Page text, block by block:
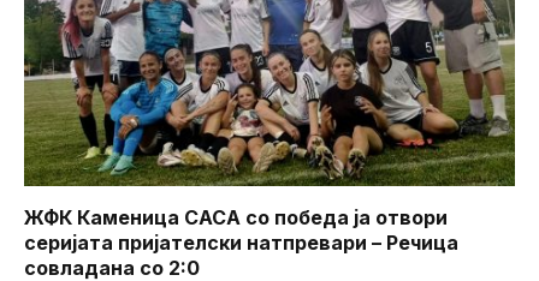
ЖФК Каменица САСА со победа ја отвори
серијата пријателски натпревари – Речица
совладана со 2:0